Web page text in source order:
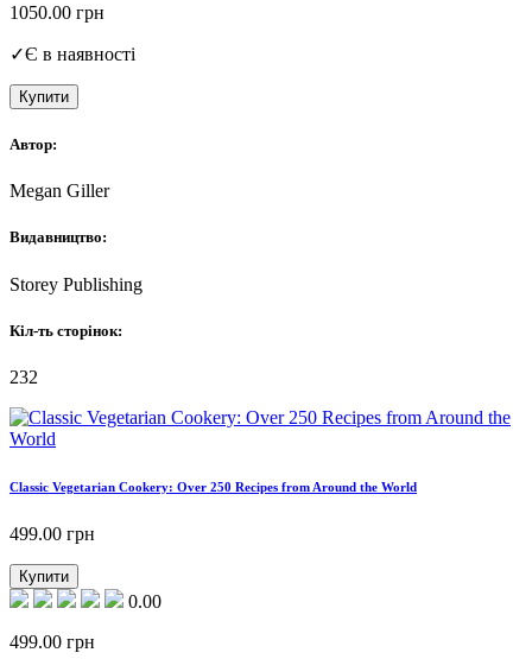
1050.00 грн
✓Є в наявності
Купити
Автор:
Megan Giller
Видавництво:
Storey Publishing
Кіл-ть сторінок:
232
Classic Vegetarian Cookery: Over 250 Recipes from Around the World
499.00 грн
Купити
0.00
499.00 грн